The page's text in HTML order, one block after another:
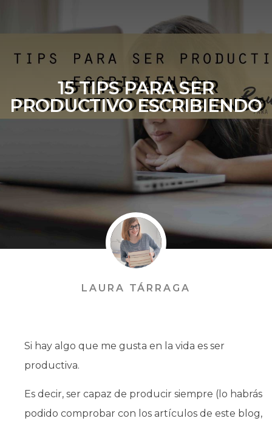
15 TIPS PARA SER
PRODUCTIVO ESCRIBIENDO
LAURA TÁRRAGA
Si hay algo que me gusta en la vida es ser
productiva.
Es decir, ser capaz de producir siempre (lo habrás
podido comprobar con los artículos de este blog,